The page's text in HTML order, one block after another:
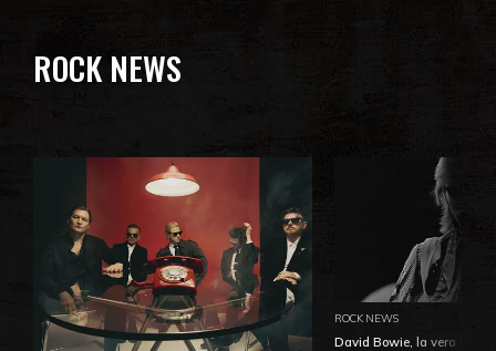
ROCK NEWS
ROCK NEWS
David Bowie, la vera